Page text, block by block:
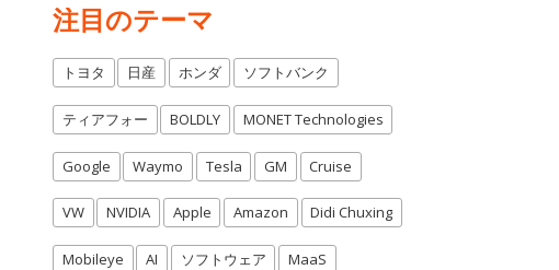
注目のテーマ
トヨタ 日産 ホンダ ソフトバンク
ティアフォー BOLDLY MONET Technologies
Google Waymo Tesla GM Cruise
VW NVIDIA Apple Amazon Didi Chuxing
Mobileye AI ソフトウェア MaaS